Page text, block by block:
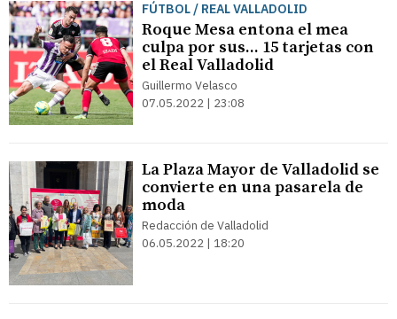
FÚTBOL / REAL VALLADOLID
Roque Mesa entona el mea
culpa por sus... 15 tarjetas con
el Real Valladolid
Guillermo Velasco
07.05.2022 | 23:08
La Plaza Mayor de Valladolid se
convierte en una pasarela de
moda
Redacción de Valladolid
06.05.2022 | 18:20